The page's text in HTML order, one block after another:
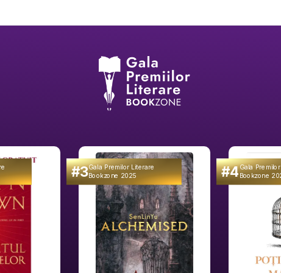
#3Gala Premilor Literare
Bookzone 2025 #4Gala
Bookzone